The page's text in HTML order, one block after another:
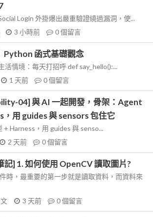
Login 外掛爆出嚴重驗證繞過漏洞，使...
3 小時前 0個留言
Python 函式基礎觀念
活情境：每天打招呼 def say_hello():...
1 天前 0個留言
04] 與 AI 一起開發，骨架：Agent
，用 guides 與 sensors 包住它
+ Harness，用 guides 與 senso...
2 天前 0個留言
] 1. 如何使用 OpenCV 讀取圖片?
時，最重要的第一步就是讀取資料，而資料來
3 天前 0個留言